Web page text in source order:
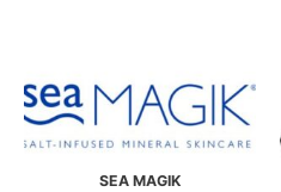
SEA MAGIK